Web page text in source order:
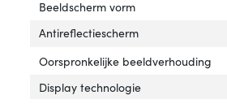
Beeldscherm vorm
Antireflectiescherm
Oorspronkelijke beeldverhouding
Display technologie